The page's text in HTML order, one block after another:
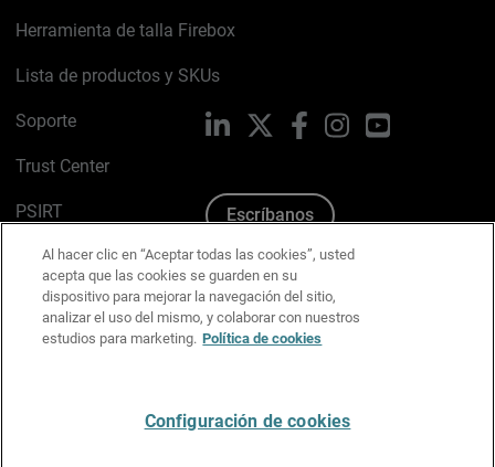
Herramienta de talla Firebox
Lista de productos y SKUs
Soporte
Trust Center
PSIRT
Política de cookies
Política de privacidad
Kit de medios y marca
LinkedIn FacebookInstagramYouTube
Escríbanos
Al hacer clic en “Aceptar todas las cookies”, usted
acepta que las cookies se guarden en su
dispositivo para mejorar la navegación del sitio,
analizar el uso del mismo, y colaborar con nuestros
estudios para marketing. Política de cookies
Configuración de cookies